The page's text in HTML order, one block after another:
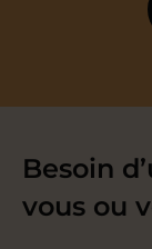
Nous
Besoin
vous ou